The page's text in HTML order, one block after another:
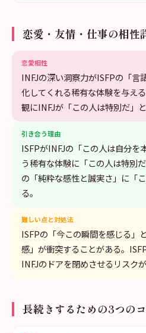
恋愛・友情・仕事の相性
恋愛相性
INFJの深い洞察力がISFPの「言
化してくれる稀有な体験を与え
観にINFJが「この人は特別だ」と
引き合う理由
ISFPがINFJの「この人は自分を
う稀有な体験に「この人は特別
の「純粋な感性と誠実さ」に「
る。
難しい点と対処法
ISFPの「今この瞬間を感じる」
感」が衝突することがある。
INFJのドアを閉めさせるリスクが
長続きするための3つの